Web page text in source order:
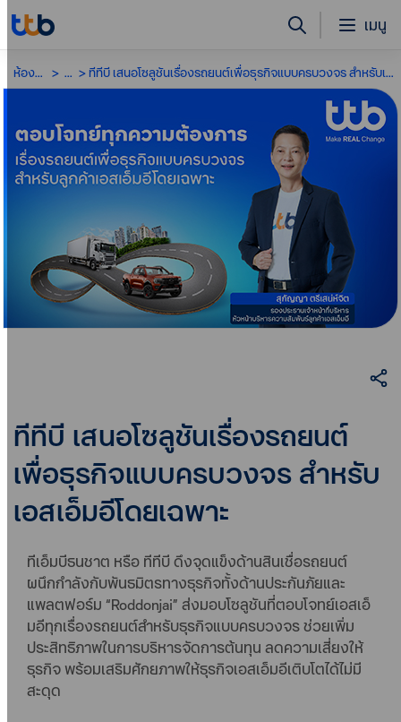
เมนู
ห้องข่าว ... ทีทีบี เสนอโซลูชันเรื่องรถยนต์เพื่อธุรกิจแบบครบวงจร สำหรับเอสเอ็มอีโดยเฉพาะ
ทีทีบี เสนอโซลูชันเรื่องรถยนต์
เพื่อธุรกิจแบบครบวงจร สำหรับ
เอสเอ็มอีโดยเฉพาะ
ทีเอ็มบีธนชาต หรือ ทีทีบี ดึงจุดแข็งด้านสินเชื่อรถยนต์
ผนึกกำลังกับพันธมิตรทางธุรกิจทั้งด้านประกันภัยและ
แพลตฟอร์ม “Roddonjai” ส่งมอบโซลูชันที่ตอบโจทย์เอสเอ็
มอีทุกเรื่องรถยนต์สำหรับธุรกิจแบบครบวงจร ช่วยเพิ่ม
ประสิทธิภาพในการบริหารจัดการต้นทุน ลดความเสี่ยงให้
ธุรกิจ พร้อมเสริมศักยภาพให้ธุรกิจเอสเอ็มอีเติบโตได้ไม่มี
สะดุด